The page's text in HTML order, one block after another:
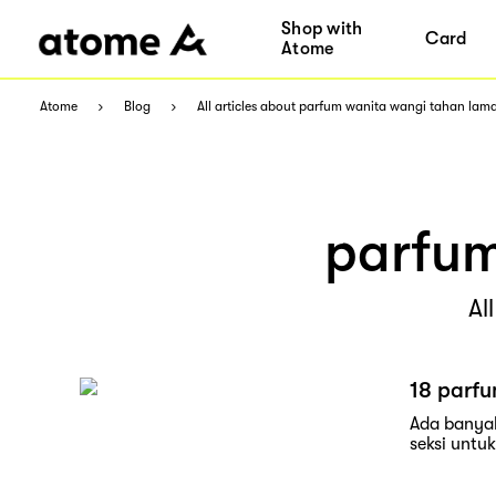
Shop with
Atome
Card
Atome Blog All articles about parfum wanita wangi tahan
18
Ada
seksi